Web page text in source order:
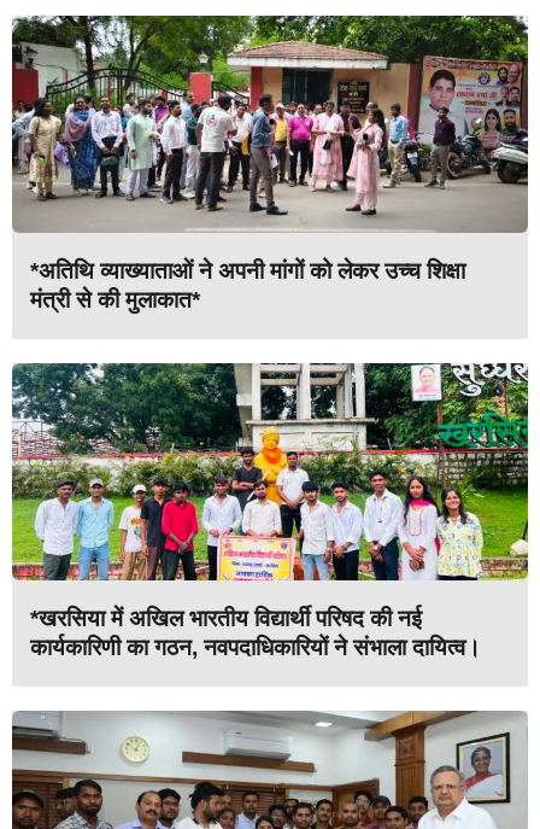
*अतिथि व्याख्याताओं ने अपनी मांगों को लेकर उच्च शिक्षा
मंत्री से की मुलाकात*
*खरसिया में अखिल भारतीय विद्यार्थी परिषद की नई
कार्यकारिणी का गठन, नवपदाधिकारियों ने संभाला दायित्व।